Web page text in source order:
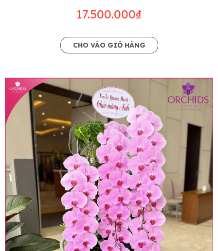
17.500.000₫
CHO VÀO GIỎ HÀNG